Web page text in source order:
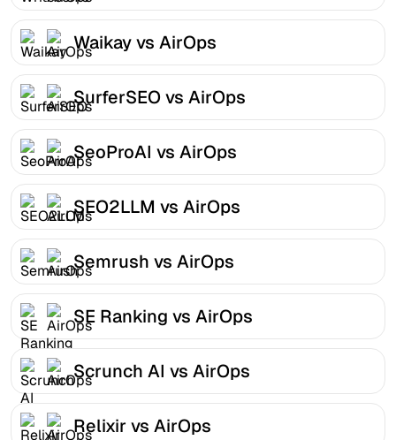
Waikay vs AirOps
SurferSEO vs AirOps
SeoProAI vs AirOps
SEO2LLM vs AirOps
Semrush vs AirOps
SE Ranking vs AirOps
Scrunch AI vs AirOps
Relixir vs AirOps